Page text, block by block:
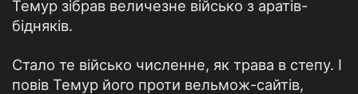
Темур зібрав величезне військо з аратів-
бідняків.
Стало те військо численне, як трава в степу. І
повів Темур його проти вельмож-сайтів,